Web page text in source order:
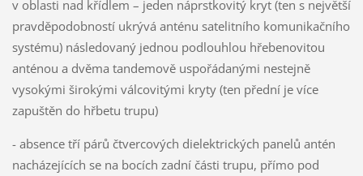
v oblasti nad křídlem – jeden náprstkovitý kryt (ten s největší
pravděpodobností ukrývá anténu satelitního komunikačního
systému) následovaný jednou podlouhlou hřebenovitou
anténou a dvěma tandemově uspořádanými nestejně
vysokými širokými válcovitými kryty (ten přední je více
zapuštěn do hřbetu trupu)
- absence tří párů čtvercových dielektrických panelů antén
nacházejících se na bocích zadní části trupu, přímo pod